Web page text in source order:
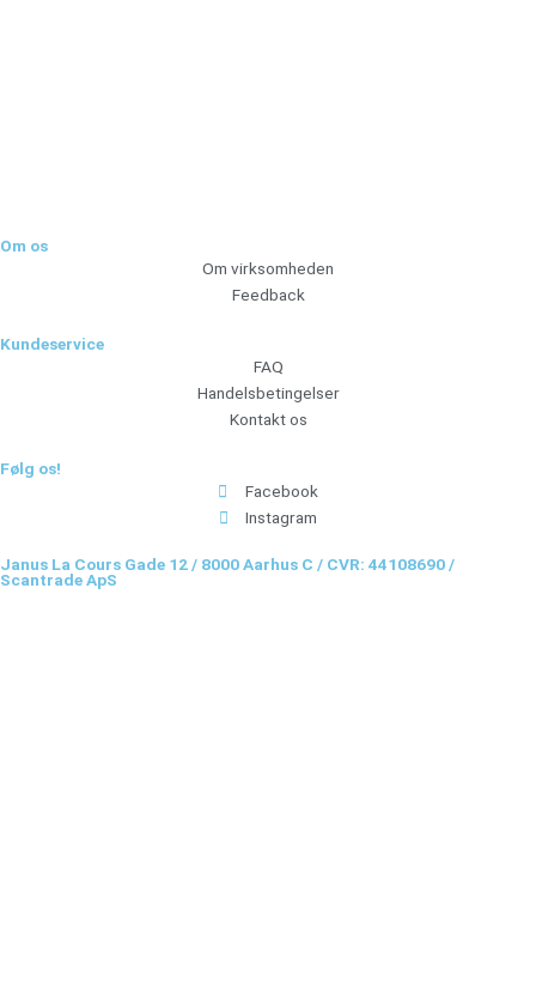
Om os
Om virksomheden
Feedback
Kundeservice
FAQ
Handelsbetingelser
Kontakt os
Følg os!
Facebook
Instagram
Janus La Cours Gade 12 / 8000 Aarhus C / CVR: 44108690 /
Scantrade ApS